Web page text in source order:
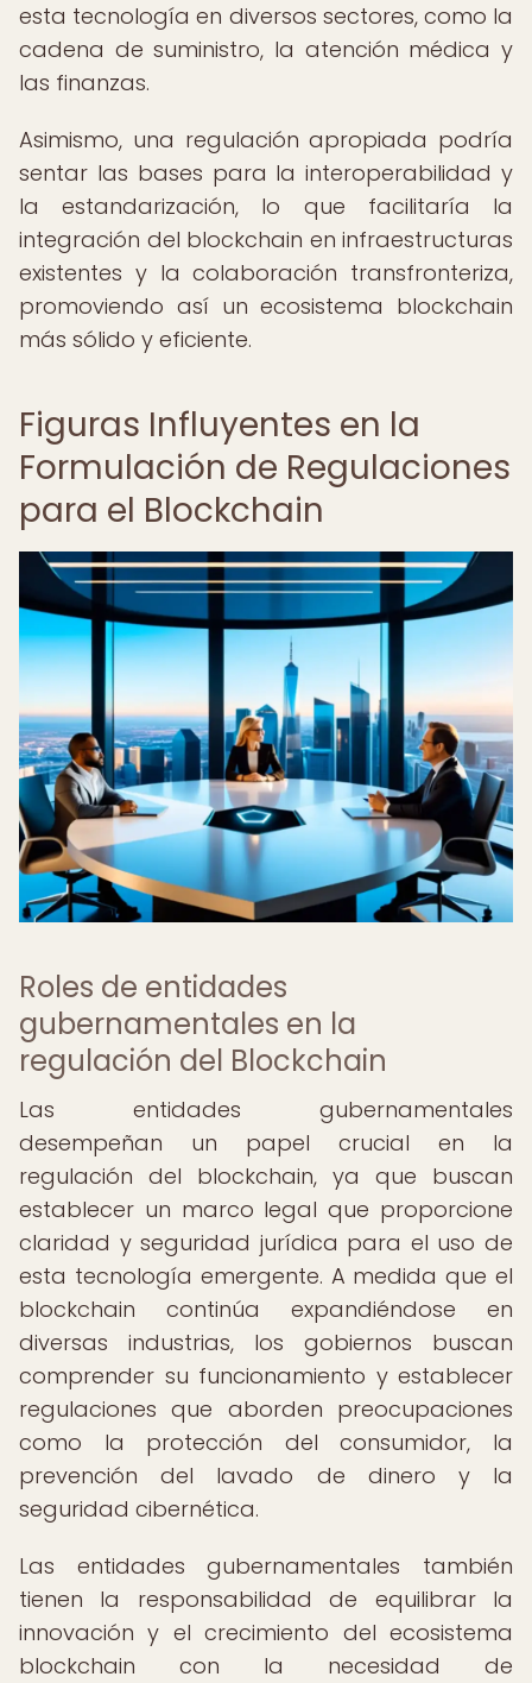
esta tecnología en diversos sectores, como la
cadena de suministro, la atención médica y
las finanzas.
Asimismo, una regulación apropiada podría
sentar las bases para la interoperabilidad y
la estandarización, lo que facilitaría la
integración del blockchain en infraestructuras
existentes y la colaboración transfronteriza,
promoviendo así un ecosistema blockchain
más sólido y eficiente.
Figuras Influyentes en la
Formulación de Regulaciones
para el Blockchain
Roles de entidades
gubernamentales en la
regulación del Blockchain
Las entidades gubernamentales
desempeñan un papel crucial en la
regulación del blockchain, ya que buscan
establecer un marco legal que proporcione
claridad y seguridad jurídica para el uso de
esta tecnología emergente. A medida que el
blockchain continúa expandiéndose en
diversas industrias, los gobiernos buscan
comprender su funcionamiento y establecer
regulaciones que aborden preocupaciones
como la protección del consumidor, la
prevención del lavado de dinero y la
seguridad cibernética.
Las entidades gubernamentales también
tienen la responsabilidad de equilibrar la
innovación y el crecimiento del ecosistema
blockchain con la necesidad de